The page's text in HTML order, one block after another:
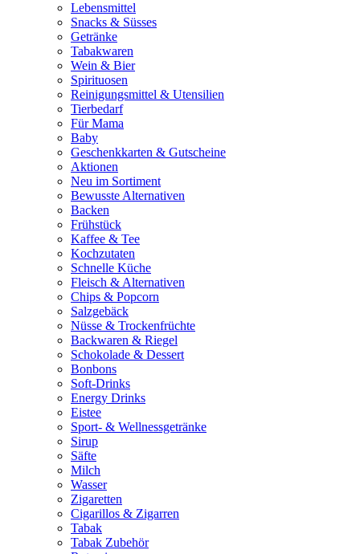
Lebensmittel
Snacks & Süsses
Getränke
Tabakwaren
Wein & Bier
Spirituosen
Reinigungsmittel & Utensilien
Tierbedarf
Für Mama
Baby
Geschenkkarten & Gutscheine
Aktionen
Neu im Sortiment
Bewusste Alternativen
Backen
Frühstück
Kaffee & Tee
Kochzutaten
Schnelle Küche
Fleisch & Alternativen
Chips & Popcorn
Salzgebäck
Nüsse & Trockenfrüchte
Backwaren & Riegel
Schokolade & Dessert
Bonbons
Soft-Drinks
Energy Drinks
Eistee
Sport- & Wellnessgetränke
Sirup
Säfte
Milch
Wasser
Zigaretten
Cigarillos & Zigarren
Tabak
Tabak Zubehör